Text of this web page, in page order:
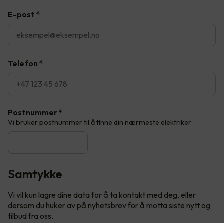
E-post *
Telefon *
Postnummer*
Vi bruker postnummer til å finne din nærmeste elektriker
Samtykke
Vi vil kun lagre dine data for å ta kontakt med deg, eller
dersom du huker av på nyhetsbrev for å motta siste nytt og
tilbud fra oss.